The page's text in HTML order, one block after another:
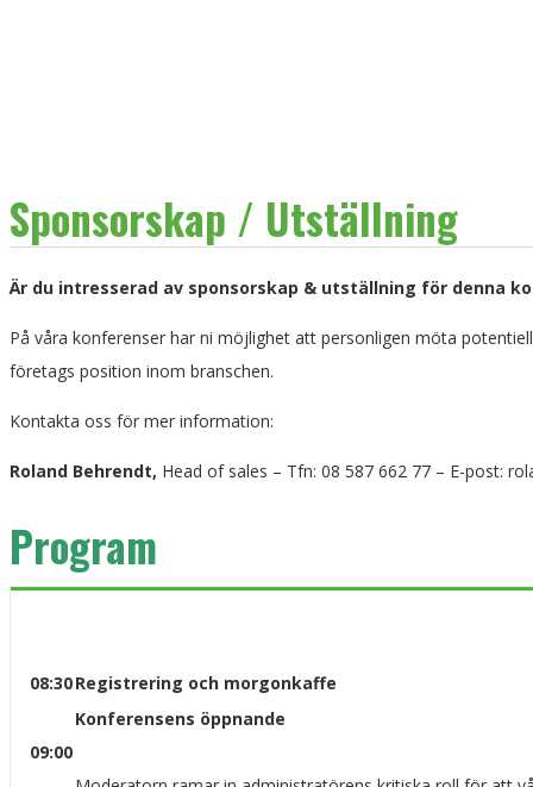
Sponsorskap / Utställning
Är du intresserad av sponsorskap & utställning för denna
På våra konferenser har ni möjlighet att personligen möta
företags position inom branschen.
Kontakta oss för mer information:
Roland Behrendt, Head of sales – Tfn: 08 587 662 77 – E-post:
Program
08:30Registrering och morgonkaffe
09:00
Konferensens öppnande